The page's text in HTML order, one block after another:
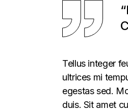
Tellus integer
ultrices mi
egestas sed.
duis. Sit amet